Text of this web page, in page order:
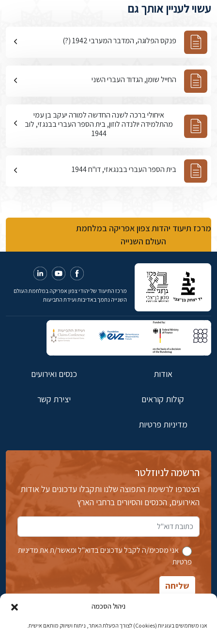
ניהול הסכמה
אנו משתמשים בעוגיות (Cookies) לצורך הפעלת האתר, ניתוח ושיווק מותאם אישית.
עשוי לעניין אותך גם
פנקס הפלוגה, המדבר המערבי 1942 (?)
החייל שומן, הגדוד העברי השני
איחולי ברכה לשנה החדשה למורה יעקב בן עמי
מהתלמידה יולנדה לוזון, בית הספר העברי בבנגזי, לוב
1944
בית הספר העברי בבנגאזי, דו"ח 1944
מרכז תיעוד יהדות צפון אפריקה במלחמת
העולם השנייה
מרכז התיעוד של יהודי צפון אפריקה במלחמת העולם
השנייה נתמך באדיבות ועידת התביעות
אודות כנסים ואירועים
קולות קוראים יצירת קשר
מדיניות פרטיות
הרשמה לניוזלטר
הצטרפו לרשימת התפוצה שלנו ותקבלו עדכונים על אודות
האירועים, הכנסים והסיורים ברחבי הארץ
אני מסכימ/ה לקבל עדכונים בדוא''ל ומאשר/ת את מדיניות
פרטיות